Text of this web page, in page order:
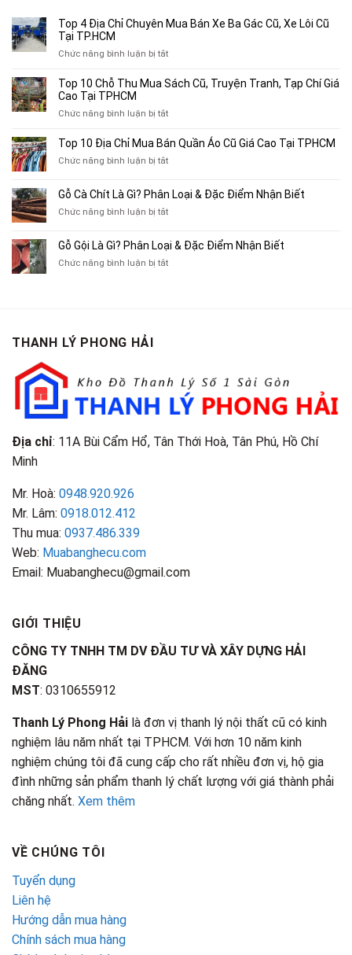
Top 4 Địa Chỉ Chuyên Mua Bán Xe Ba Gác Cũ, Xe Lôi Cũ
Tại TP.HCM
Chức năng bình luận bị tắtở
4
Bán
Xe
Cũ,
Xe
Cũ
TP.HCM
Top 10 Chỗ Thu Mua Sách Cũ, Truyện Tranh, Tạp Chí Giá
Cao Tại TPHCM
Chức năng bình luận bị tắtở
10
Thu
Sách
Tạp
Chí
Top 10 Địa Chỉ Mua Bán Quần Áo Cũ Giá Cao Tại TPHCM
Chức năng bình luận bị tắtở
Địa
Chỉ
Bán
Áo
Gỗ Cà Chít Là Gì? Phân Loại & Đặc Điểm Nhận Biết
Chức năng bình luận bị tắtở
Chít
Là
Gỗ Gội Là Gì? Phân Loại & Đặc Điểm Nhận Biết
Chức năng bình luận bị tắtở
Điểm
Nhận
Biết
THANH LÝ PHONG HẢI
Địa chỉ: 11A Bùi Cẩm Hổ, Tân Thới Hoà, Tân Phú, Hồ Chí
Minh
Mr. Hoà: 0948.920.926
Mr. Lâm: 0918.012.412
Thu mua: 0937.486.339
Web: Muabanghecu.com
Email: Muabanghecu@gmail.com
GIỚI THIỆU
CÔNG TY TNHH TM DV ĐẦU TƯ VÀ XÂY DỰNG HẢI
ĐĂNG
MST: 0310655912
Thanh Lý Phong Hải là đơn vị thanh lý nội thất cũ có kinh
nghiệm lâu năm nhất tại TPHCM. Với hơn 10 năm kinh
nghiệm chúng tôi đã cung cấp cho rất nhiều đơn vị, hộ gia
đình những sản phẩm thanh lý chất lượng với giá thành phải
chăng nhất. Xem thêm
VỀ CHÚNG TÔI
Tuyển dụng
Liên hệ
Hướng dẫn mua hàng
Chính sách mua hàng